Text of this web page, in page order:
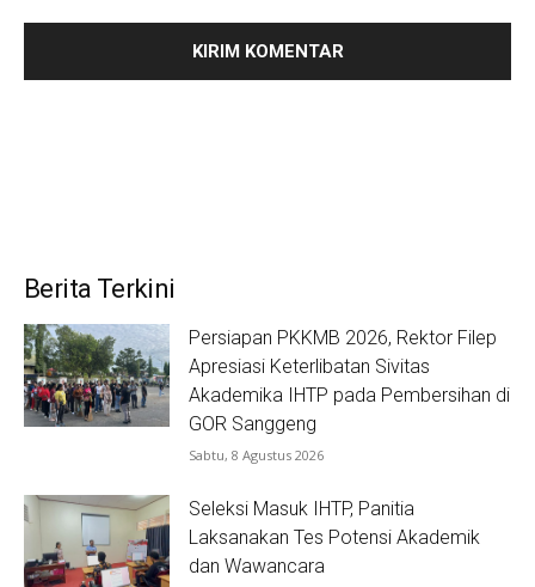
Berita Terkini
Persiapan PKKMB 2026, Rektor Filep
Apresiasi Keterlibatan Sivitas
Akademika IHTP pada Pembersihan di
GOR Sanggeng
Sabtu, 8 Agustus 2026
Seleksi Masuk IHTP, Panitia
Laksanakan Tes Potensi Akademik
dan Wawancara